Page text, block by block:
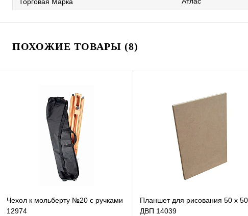
ПОХОЖИЕ ТОВАРЫ (8)
Чехол к мольберту №20 с ручками
12974
Планшет для рисования 50 х
ДВП 14039